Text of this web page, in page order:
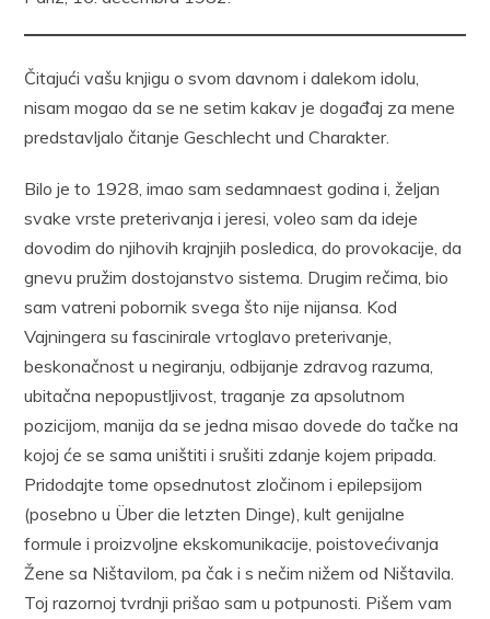
Čitajući vašu knjigu o svom davnom i dalekom idolu,
nisam mogao da se ne setim kakav je događaj za mene
predstavljalo čitanje Geschlecht und Charakter.
Bilo je to 1928, imao sam sedamnaest godina i, željan
svake vrste preterivanja i jeresi, voleo sam da ideje
dovodim do njihovih krajnjih posledica, do provokacije, da
gnevu pružim dostojanstvo sistema. Drugim rečima, bio
sam vatreni pobornik svega što nije nijansa. Kod
Vajningera su fascinirale vrtoglavo preterivanje,
beskonačnost u negiranju, odbijanje zdravog razuma,
ubitačna nepopustljivost, traganje za apsolutnom
pozicijom, manija da se jedna misao dovede do tačke na
kojoj će se sama uništiti i srušiti zdanje kojem pripada.
Pridodajte tome opsednutost zločinom i epilepsijom
(posebno u Über die letzten Dinge), kult genijalne
formule i proizvoljne ekskomunikacije, poistovećivanja
Žene sa Ništavilom, pa čak i s nečim nižem od Ništavila.
Toj razornoj tvrdnji prišao sam u potpunosti. Pišem vam